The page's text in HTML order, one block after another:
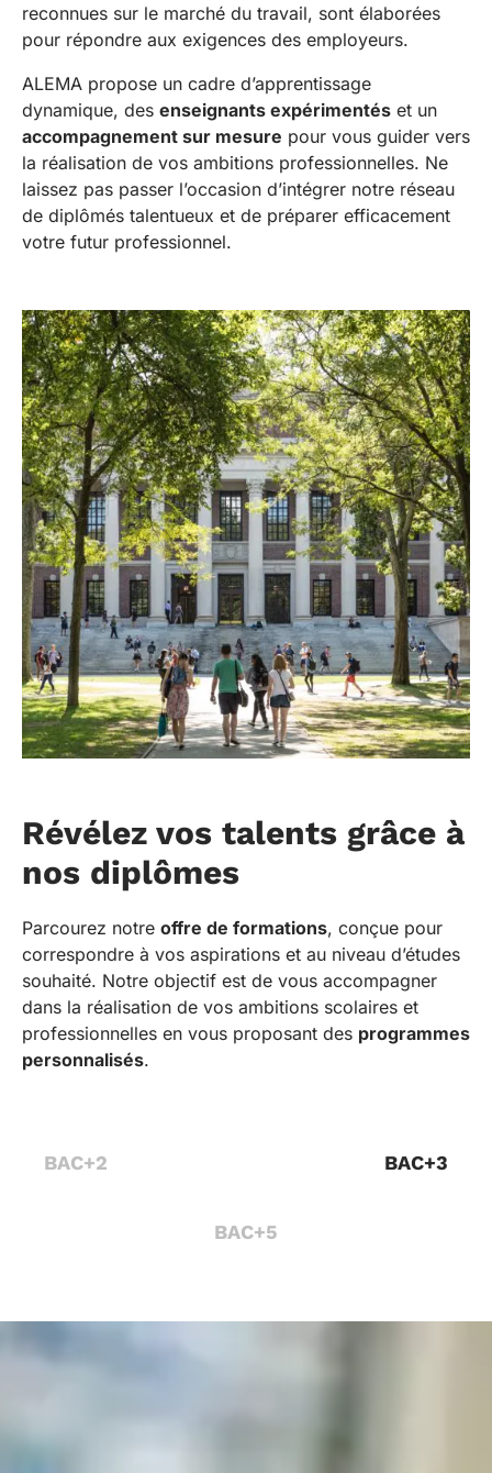
reconnues sur le marché du travail, sont élaborées
pour répondre aux exigences des employeurs.
ALEMA propose un cadre d’apprentissage
dynamique, des enseignants expérimentés et un
accompagnement sur mesure pour vous guider vers
la réalisation de vos ambitions professionnelles. Ne
laissez pas passer l’occasion d’intégrer notre réseau
de diplômés talentueux et de préparer efficacement
votre futur professionnel.
Révélez vos talents grâce à
nos diplômes
Parcourez notre offre de formations, conçue pour
correspondre à vos aspirations et au niveau d’études
souhaité. Notre objectif est de vous accompagner
dans la réalisation de vos ambitions scolaires et
professionnelles en vous proposant des programmes
personnalisés.
BAC+2 BAC+3
BAC+5